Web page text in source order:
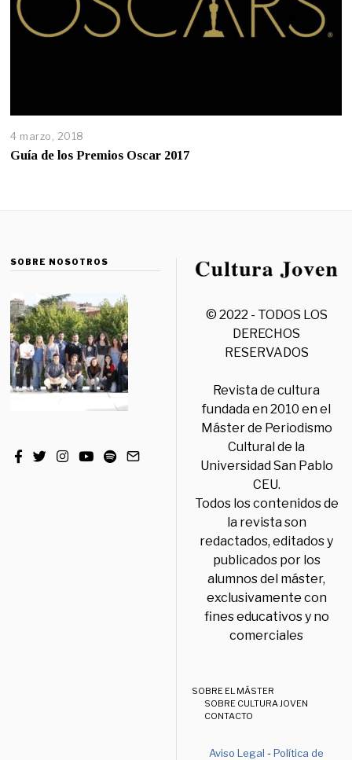
4 marzo, 2018
Guía de los Premios Oscar 2017
SOBRE NOSOTROS
© 2022 - TODOS LOS
DERECHOS
RESERVADOS
Revista de cultura
fundada en 2010 en el
Máster de Periodismo
Cultural de la
Universidad San Pablo
CEU.
Todos los contenidos de
la revista son
redactados, editados y
publicados por los
alumnos del máster,
exclusivamente con
fines educativos y no
comerciales
SOBRE EL MÁSTER
SOBRE CULTURA JOVEN
CONTACTO
Aviso Legal -Política de